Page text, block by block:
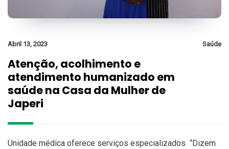
Abril 13, 2023 Saúde
Atenção, acolhimento e
atendimento humanizado em
saúde na Casa da Mulher de
Japeri
Unidade médica oferece serviços especializados “Dizem